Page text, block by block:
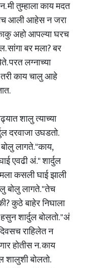
तुम्हाला काय मदत
आली आहेस न जरा
अहो आपल्या घरच
बर मला? बर
परत लग्नाच्या
काय चालु आहे
शालु त्याच्या
दरवाजा उघडतो.
लागते. "काय,
एवढी अं." शार्दुल
कसली घाई झाली
बोलु लागते. "तेच
कुठे बाहेर निघाला
शार्दुल बोलतो. "अं
राहिलेत न
होतीस न. काय
शालुशी बोलतो.